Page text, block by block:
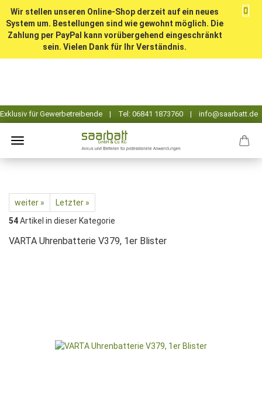
Wir stellen unseren Online-Shop derzeit auf ein neues
System um. Bestellungen sind wie gewohnt möglich. Die
Zahlung per PayPal kann vorübergehend eingeschränkt
sein. Vielen Dank für Ihr Verständnis.
weiter »
Letzter »
54Artikel in dieser Kategorie
VARTA Uhrenbatterie V379, 1er Blister